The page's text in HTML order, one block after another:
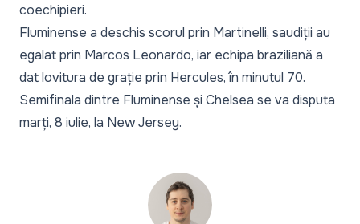
coechipieri.
Fluminense a deschis scorul prin Martinelli, saudiții au
egalat prin Marcos Leonardo, iar echipa braziliană a
dat lovitura de grație prin Hercules, în minutul 70.
Semifinala dintre Fluminense și Chelsea se va disputa
marți, 8 iulie, la New Jersey.